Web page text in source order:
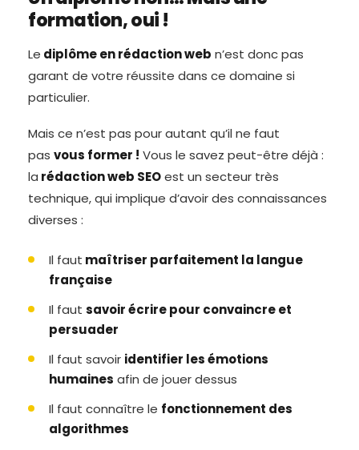
formation, oui !
Le diplôme en rédaction web n’est donc pas
garant de votre réussite dans ce domaine si
particulier.
Mais ce n’est pas pour autant qu’il ne faut
pas vous former ! Vous le savez peut-être déjà :
la rédaction web SEOest un secteur très
technique, qui implique d’avoir des connaissances
diverses :
Il faut maîtriser parfaitement la langue
française
Il faut savoir écrire pour convaincre et
persuader
Il faut savoir identifier les émotions
humaines afin de jouer dessus
Il faut connaître le fonctionnement des
algorithmes